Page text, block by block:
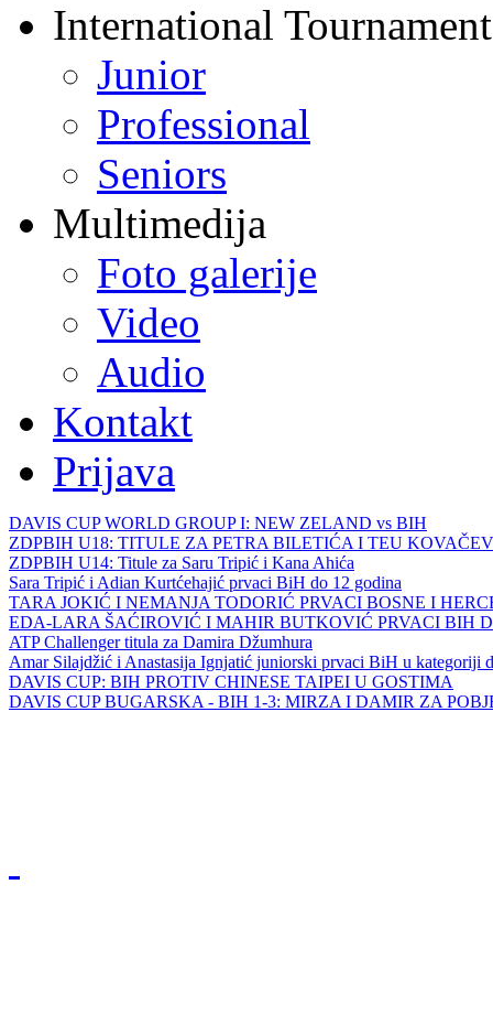
International
Junior
Professional
Seniors
Multimedija
Foto galerije
Video
Audio
Kontakt
Prijava
DAVIS CUP WORLD GROUP I: NEW ZELAND vs BIH
ZDPBIH U18: TITULE ZA PETRA BILETIĆA I TEU
ZDPBIH U14: Titule za Saru Tripić i Kana Ahića
Sara Tripić i Adian Kurtćehajić prvaci BiH do 12 godina
TARA JOKIĆ I NEMANJA TODORIĆ PRVACI BOSNE I
EDA-LARA ŠAĆIROVIĆ I MAHIR BUTKOVIĆ PRVACI BIH
ATP Challenger titula za Damira Džumhura
Amar Silajdžić i Anastasija Ignjatić juniorski prvaci BiH u kategoriji
DAVIS CUP: BIH PROTIV CHINESE TAIPEI U GOSTIMA
DAVIS CUP BUGARSKA - BIH 1-3: MIRZA I DAMIR ZA